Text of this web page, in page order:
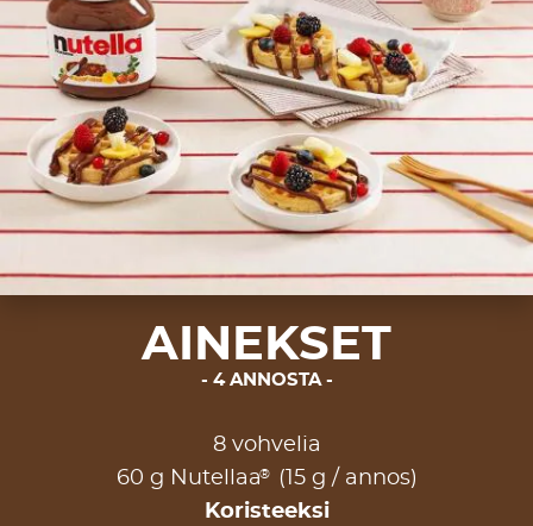
AINEKSET
4 ANNOSTA
8 vohvelia
60 g Nutellaa®
(15 g / annos)
Koristeeksi